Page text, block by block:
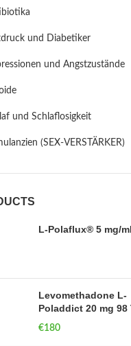
und Diabetiker
und Angstzustände
und Schlaflosigkeit
(SEX-VERSTÄRKER)
L-Polaflux® 5 mg/ml
Levomethadone L-
Poladdict 20 mg 98
€180